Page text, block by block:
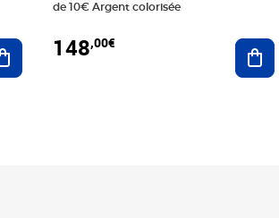
Ajouter au panier
de 10€ Argent colorisée
148,00€